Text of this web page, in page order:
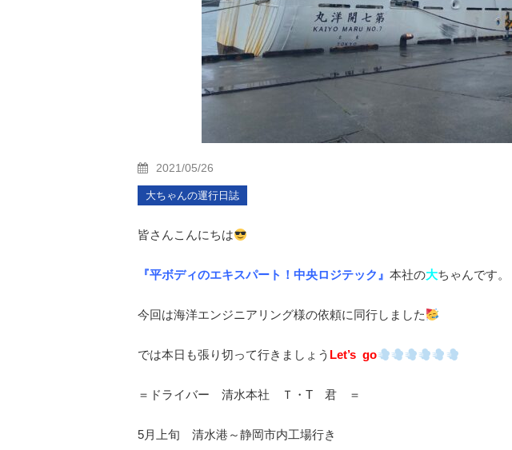
2021/05/26
大ちゃんの運行日誌
皆さんこんにちは
『平ボディのエキスパート！中央ロジテック』 本社の大ちゃんです。
今回は海洋エンジニアリング様の依頼に同行しました
では本日も張り切って行きましょう Let’s go
＝ドライバー 清水本社 Ｔ・T 君 ＝
5月上旬 清水港～静岡市内工場行き